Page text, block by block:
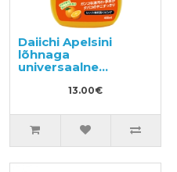
Daiichi Apelsini
lõhnaga
universaalne
13.00€